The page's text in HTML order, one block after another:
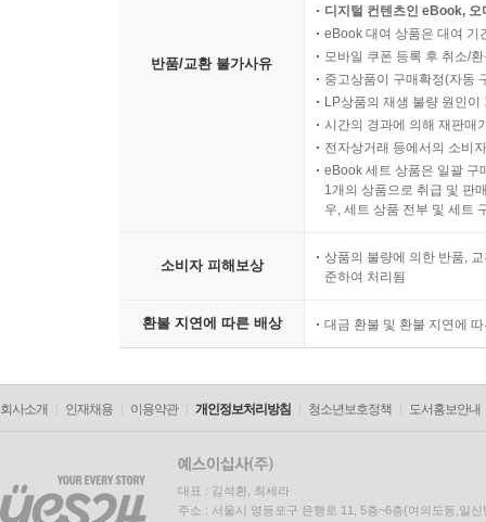
반품/교환 불가사유
디지털 컨텐츠인 eBook,
eBook 대여 상품은 대여 기
모바일 쿠폰 등록 후 취소/
중고상품이 구매확정(자동
LP상품의 재생 불량 원인
시간의 경과에 의해 재판매
전자상거래 등에서의 소비
eBook 세트 상품은 일괄 구
1개의 상품으로 취급 및 판
우, 세트 상품 전부 및 세트
소비자 피해보상
상품의 불량에 의한 반품,
준하여 처리됨
환불 지연에 따른 배상 대금 환불 및 환불 지연에
회사소개 인재채용 이용약관 개인정보처리방침 청소년보호정책 도서홍보안내
대표 : 김석환, 최세라
주소 : 서울시 영등포구 은행로 11, 5층~6층(여의도동,일신